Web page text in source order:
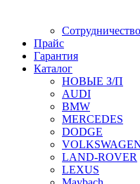
Сотрудничество
Прайс
Гарантия
Каталог
НОВЫЕ З/П
AUDI
BMW
MERCEDES
DODGE
LAND-ROVER
LEXUS